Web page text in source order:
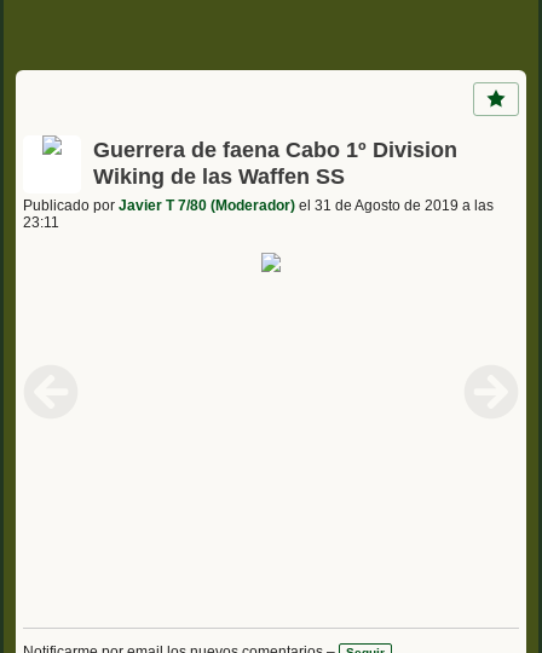
Guerrera de faena Cabo 1º Division
Wiking de las Waffen SS
Publicado por Javier T 7/80 (Moderador) el 31 de Agosto de 2019 a las
23:11